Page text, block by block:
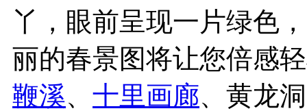
丫，眼前呈现一片绿色
丽的春景图将让您倍感
鞭溪、 十里画廊、黄龙